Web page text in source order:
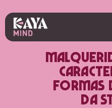
formas
da